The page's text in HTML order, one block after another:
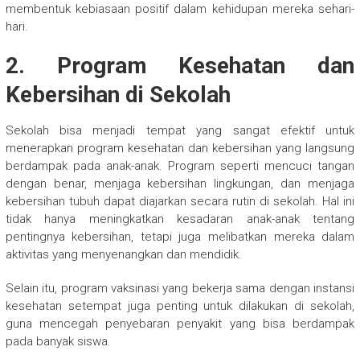
membentuk kebiasaan positif dalam kehidupan mereka sehari-
hari.
2. Program Kesehatan dan
Kebersihan di Sekolah
Sekolah bisa menjadi tempat yang sangat efektif untuk
menerapkan program kesehatan dan kebersihan yang langsung
berdampak pada anak-anak. Program seperti mencuci tangan
dengan benar, menjaga kebersihan lingkungan, dan menjaga
kebersihan tubuh dapat diajarkan secara rutin di sekolah. Hal ini
tidak hanya meningkatkan kesadaran anak-anak tentang
pentingnya kebersihan, tetapi juga melibatkan mereka dalam
aktivitas yang menyenangkan dan mendidik.
Selain itu, program vaksinasi yang bekerja sama dengan instansi
kesehatan setempat juga penting untuk dilakukan di sekolah,
guna mencegah penyebaran penyakit yang bisa berdampak
pada banyak siswa.